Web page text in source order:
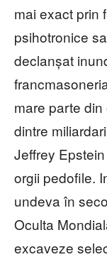
mai exact prin
psihotronice
declanșat
mare parte
dintre
Jeffrey
orgii pedofile.
undeva în
Oculta
excaveze